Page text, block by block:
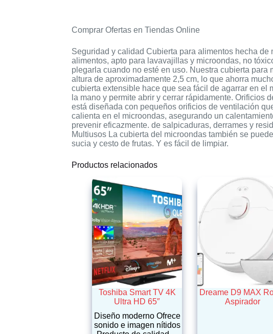
Comprar Ofertas en Tiendas Online
Seguridad y calidad Cubierta para alimentos hecha
alimentos, apto para lavavajillas y microondas, no
plegarla cuando no esté en uso. Nuestra cubierta
altura de aproximadamente 2,5 cm, lo que ahorra
cubierta extensible hace que sea fácil de agarrar en el
la mano y permite abrir y cerrar rápidamente. Orificios
está diseñada con pequeños orificios de ventilación
calienta en el microondas, asegurando un
prevenir eficazmente. de salpicaduras, derrames y
Multiusos La cubierta del microondas también se
sucia y cesto de frutas. Y es fácil de limpiar.
Productos relacionados
Toshiba Smart TV 4K
Ultra HD 65″
Diseño moderno Ofrece
sonido e imagen nítidos
Dreame D9 MAX
Aspirador